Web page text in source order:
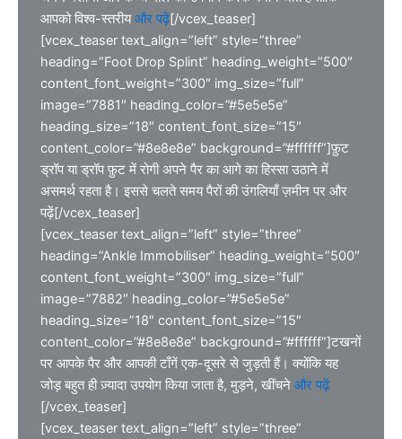
आपको विश्व-स्तरीयऔर पढ़ें[/vcex_teaser]
[vcex_teaser text_align=”left” style=”three”
heading=”Foot Drop Splint” heading_weight=”500″
content_font_weight=”300″ img_size=”full”
image=”7881″ heading_color=”#5e5e5e”
heading_size=”18″ content_font_size=”15″
content_color=”#8e8e8e” background=”#ffffff”]फ़ुट
ड्रॉप या ड्रॉप फ़ुट में रोगी अपने पैर का आगे का हिस्सा उठाने में
असमर्थ रहता है। इससे चलते समय पैरों की उंगलियाँ ज़मीन पर और
पढ़ें[/vcex_teaser]
[vcex_teaser text_align=”left” style=”three”
heading=”Ankle Immobiliser” heading_weight=”500″
content_font_weight=”300″ img_size=”full”
image=”7882″ heading_color=”#5e5e5e”
heading_size=”18″ content_font_size=”15″
content_color=”#8e8e8e” background=”#ffffff”]टखनों
पर आपके पैर और आपकी टाँगें एक-दूसरे से जुड़ती हैं। क्योंकि यह
जोड़ बहुत ही ज़्यादा उपयोग किया जाता है, मुड़ने, खींचने और पढ़ें
[/vcex_teaser]
[vcex_teaser text_align=”left” style=”three”